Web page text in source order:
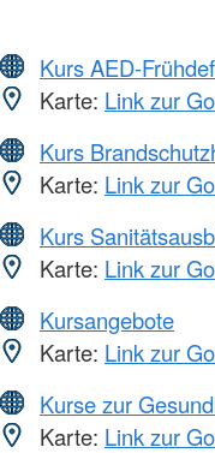
Kurs AED-
Karte: Link zur
Kurs
Karte: Link zur
Kurs
Karte: Link zur
Kursangebote
Karte: Link zur
Kurse zur
Karte: Link zur